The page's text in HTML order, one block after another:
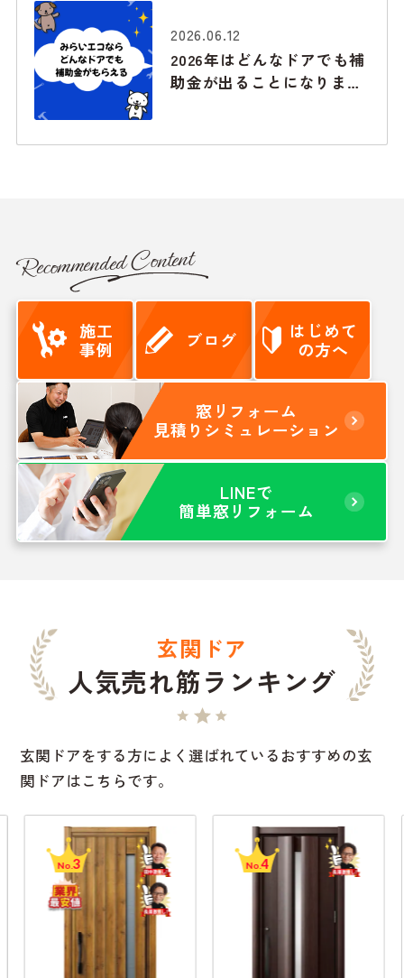
2026.06.12
2026年はどんなドアでも補
助金が出ることになりまし
Recommended Content
施工
事例
ブログ
はじめて
の方へ
窓リフォーム
見積りシミュレーション
LINEで
簡単窓リフォーム
玄関ドア
人気売れ筋ランキング
玄関ドアをする方によく選ばれているおすすめの玄
関ドアはこちらです。
No.3 No.4